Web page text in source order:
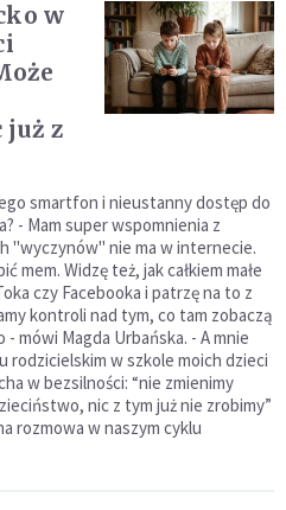
w
już z
smartfon i nieustanny dostęp do
- Mam super wspomnienia z
"wyczynów" nie ma w internecie.
mem. Widzę też, jak całkiem małe
czy Facebooka i patrzę na to z
kontroli nad tym, co tam zobaczą
mówi Magda Urbańska. - A mnie
rodzicielskim w szkole moich dzieci
w bezsilności: “nie zmienimy
nic z tym już nie zrobimy”
rozmowa w naszym cyklu